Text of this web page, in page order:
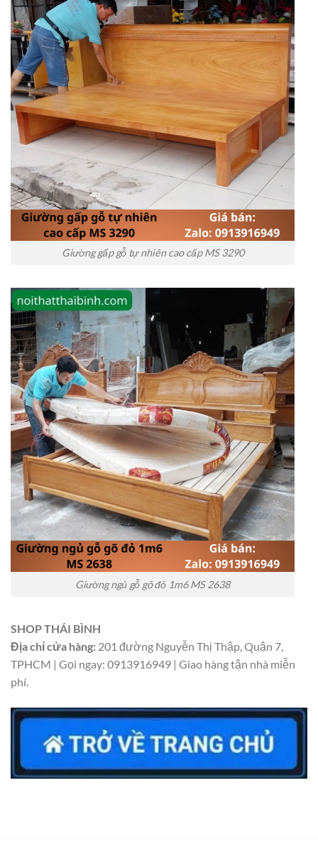
Giường gấp gỗ tự nhiên cao cấp MS 3290
Giường ngủ gỗ gõ đỏ 1m6 MS 2638
SHOP THÁI BÌNH
Địa chỉ cửa hàng: 201 đường Nguyễn Thị Thập, Quận 7,
TPHCM | Gọi ngay: 0913916949 | Giao hàng tận nhà miễn
phí.